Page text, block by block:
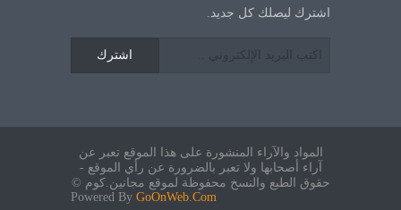
اشترك ليصلك كل جديد.
اشترك
المواد والآراء المنشورة على هذا الموقع تعبر عن
آراء أصحابها ولا تعبر بالضرورة عن رأي الموقع -
حقوق الطبع والنسخ محفوظة لموقع مجانين.كوم ©
Powered By GoOnWeb.Com